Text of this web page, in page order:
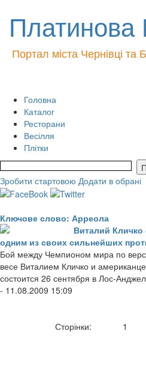
Платинова
Портал міста Чернівці та
Головна
Каталог
Ресторани
Весілля
Плітки
Зробити стартовою Додати в обрані
Ключове слово: Арреола
Виталий
одним из своих сильнейших
Бой между Чемпионом мира по
весе Виталием Кличко и
состоится 26 сентября в Лос-
- 11.08.2009 15:09
Сторінки: 1